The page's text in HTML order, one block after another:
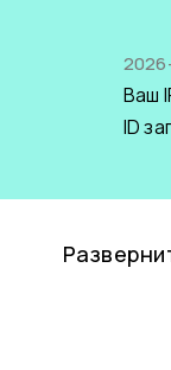
Ваш
ID